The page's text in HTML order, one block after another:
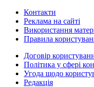
Контакти
Реклама на сайті
Використання
Правила
Договір
Політика у сфері
Угода щодо
Редакція